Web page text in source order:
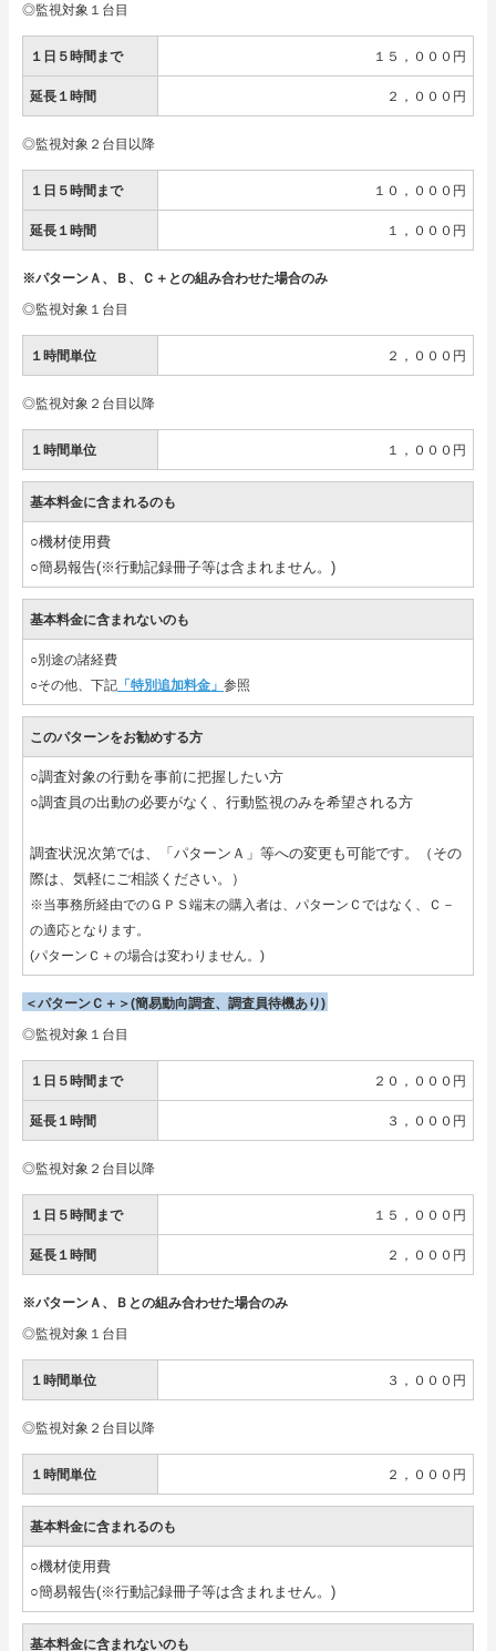
◎監視対象１台目
１日５時間まで １５，０００円
延長１時間 ２，０００円
◎監視対象２台目以降
１日５時間まで １０，０００円
延長１時間 １，０００円
※パターンＡ、Ｂ、Ｃ＋との組み合わせた場合のみ
◎監視対象１台目
１時間単位 ２，０００円
◎監視対象２台目以降
１時間単位 １，０００円
基本料金に含まれるのも
○機材使用費
○簡易報告(※行動記録冊子等は含まれません。)
基本料金に含まれないのも
○別途の諸経費
○その他、下記 「特別追加料金」 参照
このパターンをお勧めする方
○調査対象の行動を事前に把握したい方
○調査員の出動の必要がなく、行動監視のみを希望される方
調査状況次第では、「パターンＡ」等への変更も可能です。（その
際は、気軽にご相談ください。）
※当事務所経由でのＧＰＳ端末の購入者は、パターンＣではなく、Ｃ－
の適応となります。
(パターンＣ＋の場合は変わりません。)
＜パターンＣ＋＞(簡易動向調査、調査員待機あり)
◎監視対象１台目
１日５時間まで ２０，０００円
延長１時間 ３，０００円
◎監視対象２台目以降
１日５時間まで １５，０００円
延長１時間 ２，０００円
※パターンＡ、Ｂとの組み合わせた場合のみ
◎監視対象１台目
１時間単位 ３，０００円
◎監視対象２台目以降
１時間単位 ２，０００円
基本料金に含まれるのも
○機材使用費
○簡易報告(※行動記録冊子等は含まれません。)
基本料金に含まれないのも